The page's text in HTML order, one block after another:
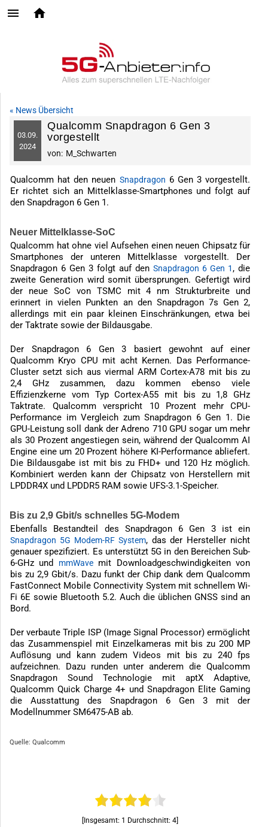
« News Übersicht
03.09.
2024
Qualcomm Snapdragon 6 Gen 3
vorgestellt
von: M_Schwarten
Qualcomm hat den neuen Snapdragon 6 Gen 3 vorgestellt.
Er richtet sich an Mittelklasse-Smartphones und folgt auf
den Snapdragon 6 Gen 1.
Neuer Mittelklasse-SoC
Qualcomm hat ohne viel Aufsehen einen neuen Chipsatz für
Smartphones der unteren Mittelklasse vorgestellt. Der
Snapdragon 6 Gen 3 folgt auf denSnapdragon 6 Gen 1, die
zweite Generation wird somit übersprungen. Gefertigt wird
der neue SoC von TSMC mit 4 nm Strukturbreite und
erinnert in vielen Punkten an den Snapdragon 7s Gen 2,
allerdings mit ein paar kleinen Einschränkungen, etwa bei
der Taktrate sowie der Bildausgabe.
Der Snapdragon 6 Gen 3 basiert gewohnt auf einer
Qualcomm Kryo CPU mit acht Kernen. Das Performance-
Cluster setzt sich aus viermal ARM Cortex-A78 mit bis zu
2,4 GHz zusammen, dazu kommen ebenso viele
Effizienzkerne vom Typ Cortex-A55 mit bis zu 1,8 GHz
Taktrate. Qualcomm verspricht 10 Prozent mehr CPU-
Performance im Vergleich zum Snapdragon 6 Gen 1. Die
GPU-Leistung soll dank der Adreno 710 GPU sogar um mehr
als 30 Prozent angestiegen sein, während der Qualcomm AI
Engine eine um 20 Prozent höhere KI-Performance abliefert.
Die Bildausgabe ist mit bis zu FHD+ und 120 Hz möglich.
Kombiniert werden kann der Chipsatz von Herstellern mit
LPDDR4X und LPDDR5 RAM sowie UFS-3.1-Speicher.
Bis zu 2,9 Gbit/s schnelles 5G-Modem
Ebenfalls Bestandteil des Snapdragon 6 Gen 3 ist ein
Snapdragon 5G Modem-RF System, das der Hersteller nicht
genauer spezifiziert. Es unterstützt 5G in den Bereichen Sub-
6-GHz und
mmWavemit Downloadgeschwindigkeiten von
bis zu 2,9 Gbit/s. Dazu funkt der Chip dank dem Qualcomm
FastConnect Mobile Connectivity System mit schnellem Wi-
Fi 6E sowie Bluetooth 5.2. Auch die üblichen GNSS sind an
Bord.
Der verbaute Triple ISP (Image Signal Processor) ermöglicht
das Zusammenspiel mit Einzelkameras mit bis zu 200 MP
Auflösung und kann zudem Videos mit bis zu 240 fps
aufzeichnen. Dazu runden unter anderem die Qualcomm
Snapdragon Sound Technologie mit aptX Adaptive,
Qualcomm Quick Charge 4+ und Snapdragon Elite Gaming
die Ausstattung des Snapdragon 6 Gen 3 mit der
Modellnummer SM6475-AB ab.
Quelle: Qualcomm
[Insgesamt: 1 Durchschnitt:4